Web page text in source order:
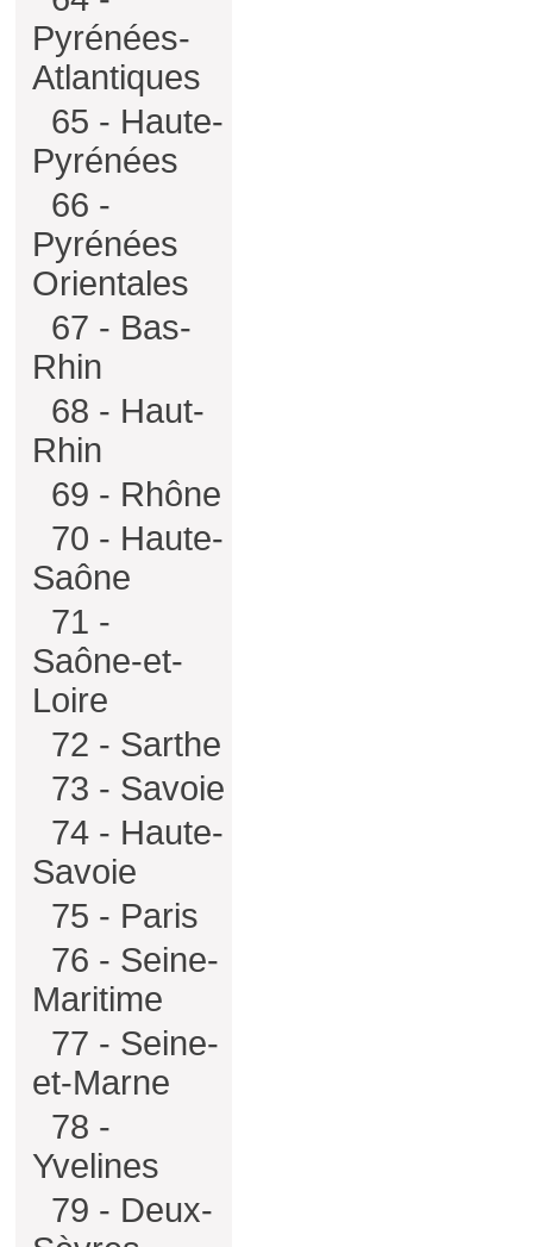
Pyrénées-
Atlantiques
65 - Haute-
Pyrénées
66 -
Pyrénées
Orientales
67 - Bas-
Rhin
68 - Haut-
Rhin
69 - Rhône
70 - Haute-
Saône
71 -
Saône-et-
Loire
72 - Sarthe
73 - Savoie
74 - Haute-
Savoie
75 - Paris
76 - Seine-
Maritime
77 - Seine-
et-Marne
78 -
Yvelines
79 - Deux-